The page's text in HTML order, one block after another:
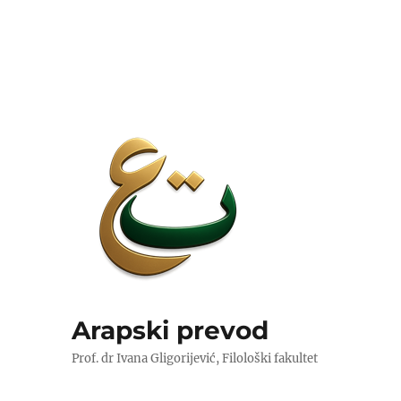
Arapski prevod
Prof. dr Ivana Gligorijević, Filološki fakultet